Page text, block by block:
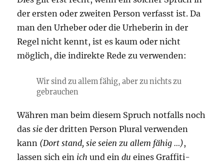
der ersten oder zweiten Person verfasst ist. Da
man den Urheber oder die Urheberin in der
Regel nicht kennt, ist es kaum oder nicht
möglich, die indirekte Rede zu verwenden:
Wir sind zu allem fähig, aber zu nichts zu
gebrauchen
Währen man beim diesem Spruch notfalls noch
dassie der dritten Person Plural verwenden
kann (Dort stand, sie seien zu allem fähig …),
lassen sich ein ich und eindu eines Graffiti-